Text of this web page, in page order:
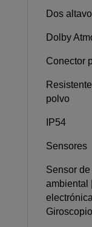
Dos
Dolby
Conector
polvo
IP54
Sensores
Sensor
ambiental
Giroscopio